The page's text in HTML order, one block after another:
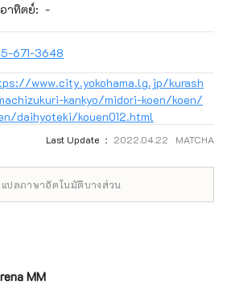
าทิตย์: -
671-3648
www.city.yokohama.lg.jp/kurash
kankyo/midori-koen/koen/
daihyoteki/kouen012.html
Last Update ： 2022.04.22 MATCHA
แปลภาษาอัตโนมัติบางส่วน
MM